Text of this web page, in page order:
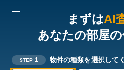
まずはAI
あなたの部屋
STEP 1 物件の種類を選択して